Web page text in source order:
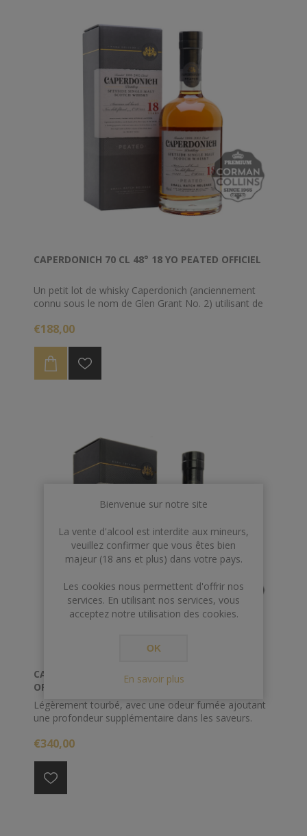
CAPERDONICH 70 CL 48° 18 YO PEATED OFFICIEL
Un petit lot de whisky Caperdonich (anciennement
connu sous le nom de Glen Grant No. 2) utilisant de
chêne américain. Caperdonich a fermé en 2002 et a
€188,00
CAPERDONICH 70 CL 48° 21 ANS PEATED
OFFICIAL*
Légèrement tourbé, avec une odeur fumée ajoutant
une profondeur supplémentaire dans les saveurs.
€340,00
Bienvenue sur notre site
La vente d'alcool est interdite aux mineurs,
veuillez confirmer que vous êtes bien
majeur (18 ans et plus) dans votre pays.
Les cookies nous permettent d'offrir nos
services. En utilisant nos services, vous
acceptez notre utilisation des cookies.
OK
En savoir plus